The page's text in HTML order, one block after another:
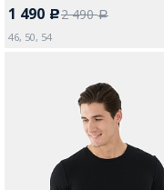
Да, все верно
О компании
Покупателям
1 490 c2 490a
46, 50, 54